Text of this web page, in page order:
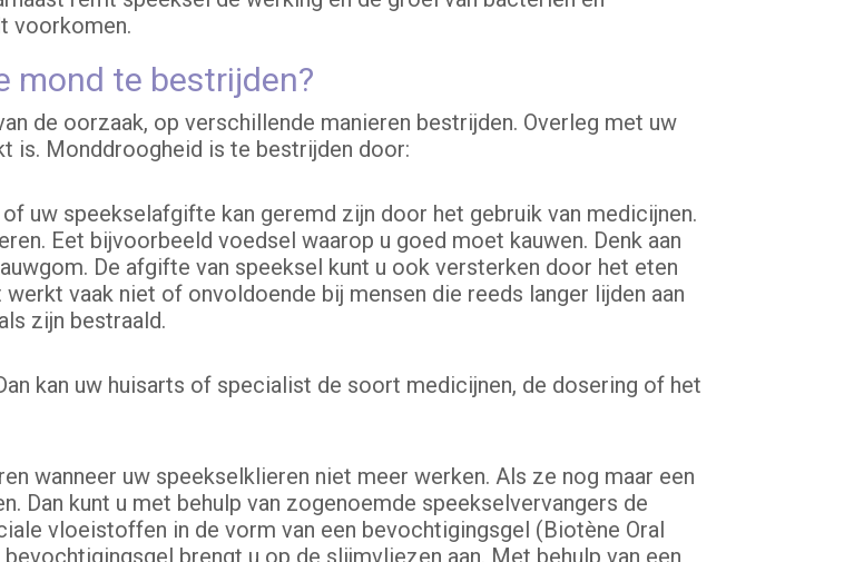
voorkomen.
mond te bestrijden?
de oorzaak, op verschillende manieren bestrijden. Overleg met uw
is. Monddroogheid is te bestrijden door:
uw speekselafgifte kan geremd zijn door het gebruik van medicijnen.
Eet bijvoorbeeld voedsel waarop u goed moet kauwen. Denk aan
De afgifte van speeksel kunt u ook versterken door het eten
vaak niet of onvoldoende bij mensen die reeds langer lijden aan
zijn bestraald.
kan uw huisarts of specialist de soort medicijnen, de dosering of het
wanneer uw speekselklieren niet meer werken. Als ze nog maar een
Dan kunt u met behulp van zogenoemde speekselvervangers de
vloeistoffen in de vorm van een bevochtigingsgel (Biotène Oral